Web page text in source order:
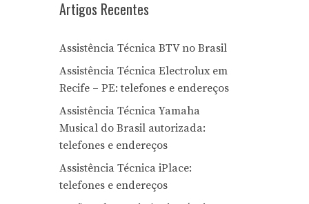
Artigos Recentes
Assistência Técnica BTV no Brasil
Assistência Técnica Electrolux em
Recife – PE: telefones e endereços
Assistência Técnica Yamaha
Musical do Brasil autorizada:
telefones e endereços
Assistência Técnica iPlace:
telefones e endereços